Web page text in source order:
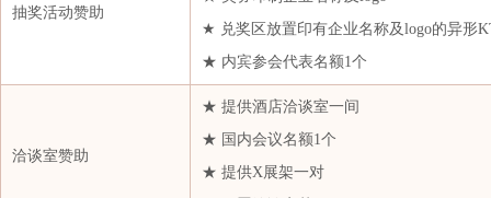
上期资本管理有限公司
石油和化学工业规划院
四川汇维仕化纤有限公司
苏州普路通纺织科技有限公司
抽奖活动赞助
★ 兑奖区放置印有企业名称及logo的异形
★ 内宾参会代表名额1个
洽谈室赞助
★ 提供酒店洽谈室一间
★ 国内会议名额1个
★ 提供X展架一对